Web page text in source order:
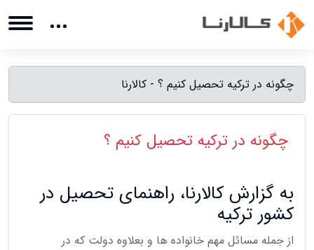
چگونه در ترکیه تحصیل کنیم ؟ - کالارنا
چگونه در ترکیه تحصیل کنیم ؟
به گزارش کالارنا، راهنمای تحصیل در
کشور ترکیه
از جمله مسائل مهم خانواده ها و بعلاوه دولت که در